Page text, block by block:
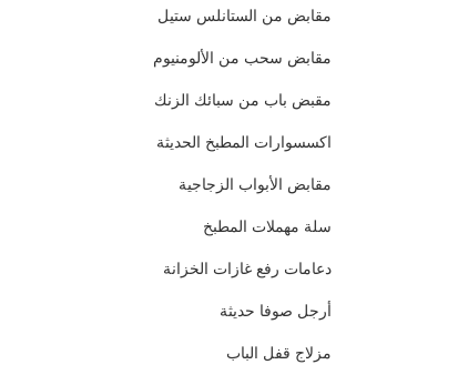
مقابض من الستانلس ستيل
مقابض سحب من الألومنيوم
مقبض باب من سبائك الزنك
اكسسوارات المطبخ الحديثة
مقابض الأبواب الزجاجية
سلة مهملات المطبخ
دعامات رفع غازات الخزانة
أرجل صوفا حديثة
مزلاج قفل الباب